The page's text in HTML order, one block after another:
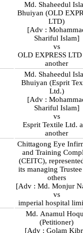
Md. Shaheedul Islam
Bhuiyan (OLD
LTD)
[Adv :
Shariful Islam]
vs
OLD EXPRESS
another
Md. Shaheedul Islam
Bhuiyan (Esprit
Ltd.)
[Adv :
Shariful Islam]
vs
Esprit Textile Ltd.
another
Chittagong Eye
and Training
(CEITC),
its managing
others
[Adv : Md. Monjur
vs
imperial hospital
Md. Anamul
(Petitioner)
[Adv : Golam